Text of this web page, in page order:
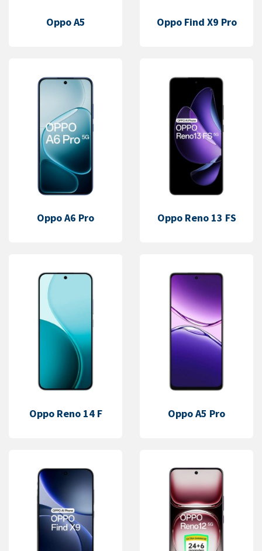
Oppo A5 Oppo Find X9 Pro
Oppo A6 Pro Oppo Reno 13 FS
Oppo Reno 14 F Oppo A5 Pro